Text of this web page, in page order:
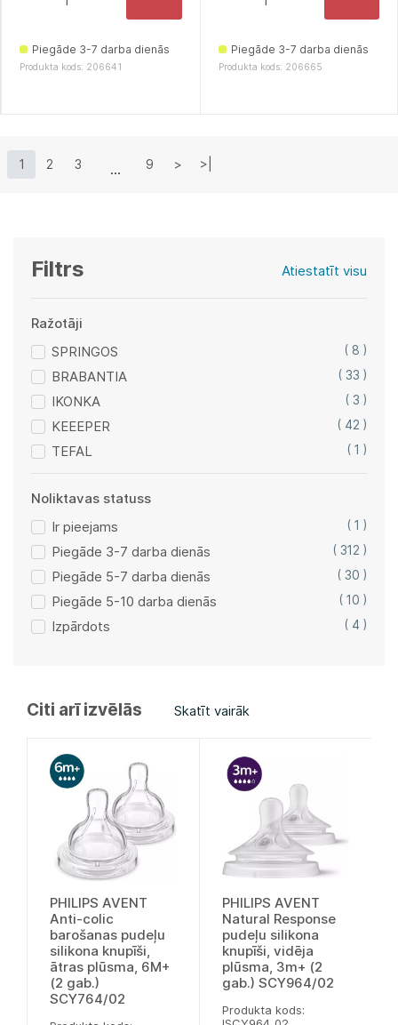
Filtrs Atiestatīt visu
Ražotāji
SPRINGOS
( 8 )
BRABANTIA ( 33 )
IKONKA ( 3 )
KEEEPER ( 42 )
TEFAL ( 1 )
Noliktavas statuss
Ir pieejams
( 1 )
Piegāde 3-7 darba dienās ( 312 )
Piegāde 5-7 darba dienās ( 30 )
Piegāde 5-10 darba dienās ( 10 )
Izpārdots ( 4 )
Piegāde 3-7 darba dienās
Produkta kods: 206641
Piegāde 3-7 darba dienās
Produkta kods: 206665
1 2 3 9 > >|
Citi arī izvēlās Skatīt vairāk
PHILIPS AVENT
Anti-colic
barošanas pudeļu
silikona knupīši,
ātras plūsma, 6M+
(2 gab.)
SCY764/02
PHILIPS AVENT
Natural Response
pudeļu silikona
knupīši, vidēja
plūsma, 3m+ (2
gab.) SCY964/02
Produkta kods: